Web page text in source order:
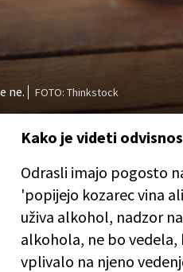
ne. FOTO: Thinkstock
Kako je videti
Odrasli imajo pogosto
'popijejo kozarec vina
uživa alkohol, nadzor
alkohola, ne bo
vplivalo na njeno